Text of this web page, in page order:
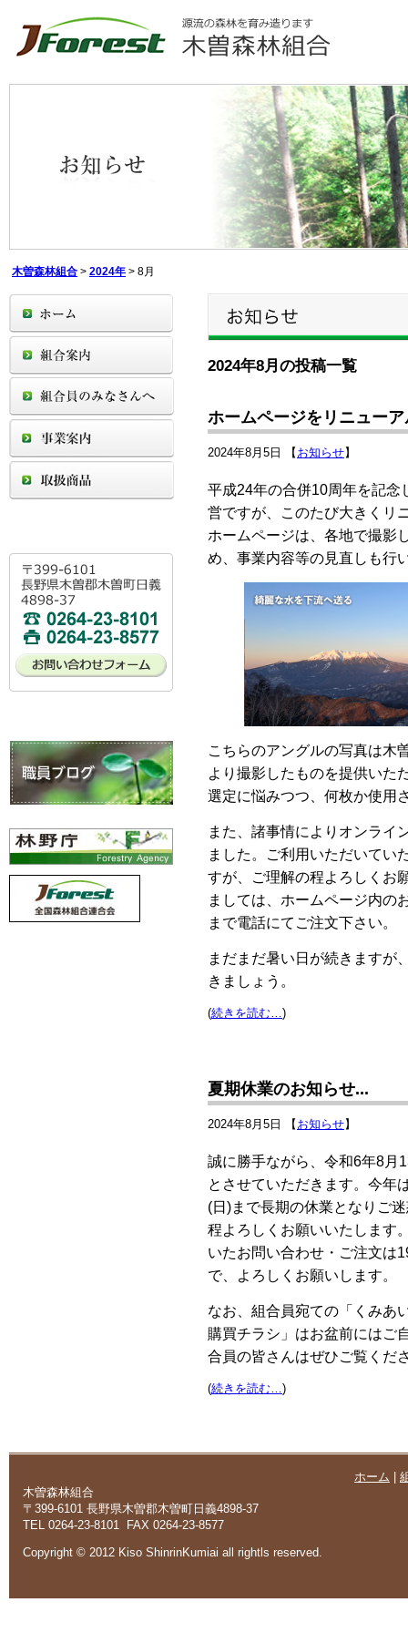
木曽森林組合 > 2024年 > 8月
2024年8月の投稿一覧
ホームページをリニュー
2024年8月5日 【 お知らせ】
平成24年の合併10周年を記念
営ですが、このたび大きくリ
ホームページは、各地で撮影
め、事業内容等の見直しも行
こちらのアングルの写真は木
より撮影したものを提供いた
選定に悩みつつ、何枚か使用
また、諸事情によりオンライ
ました。ご利用いただいてい
すが、ご理解の程よろしくお
ましては、ホームページ内の
まで電話にてご注文下さい。
まだまだ暑い日が続きますが
きましょう。
(続きを読む…)
夏期休業のお知らせ...
2024年8月5日 【 お知らせ】
誠に勝手ながら、令和6年8月
とさせていただきます。今年
(日)まで長期の休業となりご
程よろしくお願いいたします
いたお問い合わせ・ご注文は
で、よろしくお願いします。
なお、組合員宛ての「くみあ
購買チラシ」はお盆前にはご
合員の皆さんはぜひご覧くだ
(続きを読む…)
ホーム
木曽森林組合
〒399-6101 長野県木曽郡木曽町日義4898-37
TEL 0264-23-8101 FAX 0264-23-8577
Copyright © 2012 Kiso ShinrinKumiai all rightls reserved.